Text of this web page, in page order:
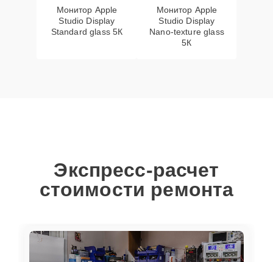
Монитор Apple
Studio Display
Standard glass 5К
Монитор Apple
Studio Display
Nano-texture glass
5К
Экспресс-расчет
стоимости ремонта